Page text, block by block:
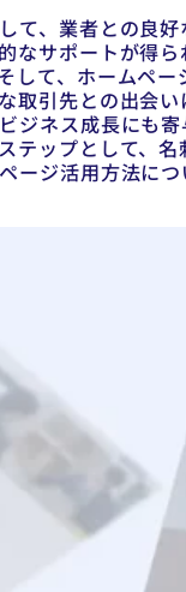
て、業者との良好
なサポートが得
して、ホームペー
取引先との出会
ジネス成長にも
テップとして、
ージ活用方法に